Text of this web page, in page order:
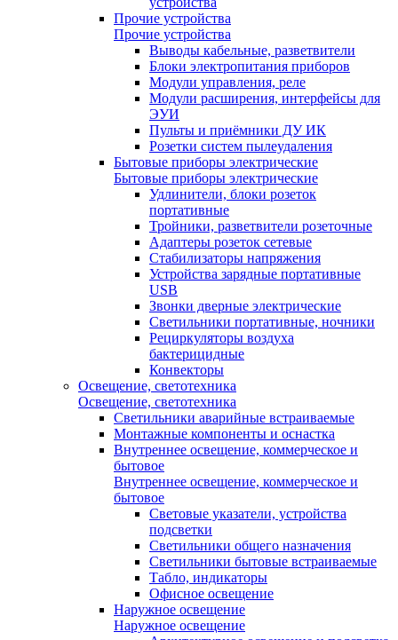
Прочие устройства
Прочие устройства
Выводы кабельные, разветвители
Блоки электропитания приборов
Модули управления, реле
Модули расширения, интерфейсы для
ЭУИ
Пульты и приёмники ДУ ИК
Розетки систем пылеудаления
Бытовые приборы электрические
Бытовые приборы электрические
Удлинители, блоки розеток
портативные
Тройники, разветвители розеточные
Адаптеры розеток сетевые
Стабилизаторы напряжения
Устройства зарядные портативные
USB
Звонки дверные электрические
Светильники портативные, ночники
Рециркуляторы воздуха
бактерицидные
Конвекторы
Освещение, светотехника
Освещение, светотехника
Светильники аварийные встраиваемые
Монтажные компоненты и оснастка
Внутреннее освещение, коммерческое и
бытовое
Внутреннее освещение, коммерческое и
бытовое
Световые указатели, устройства
подсветки
Светильники общего назначения
Светильники бытовые встраиваемые
Табло, индикаторы
Офисное освещение
Наружное освещение
Наружное освещение